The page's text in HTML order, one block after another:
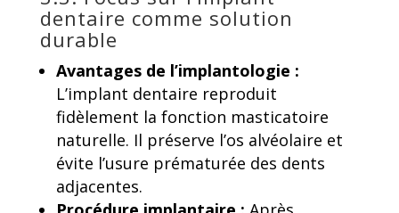
dentaire comme solution
durable
Avantages de l’implantologie :
L’implant dentaire reproduit
fidèlement la fonction masticatoire
naturelle. Il préserve l’os alvéolaire et
évite l’usure prématurée des dents
adjacentes.